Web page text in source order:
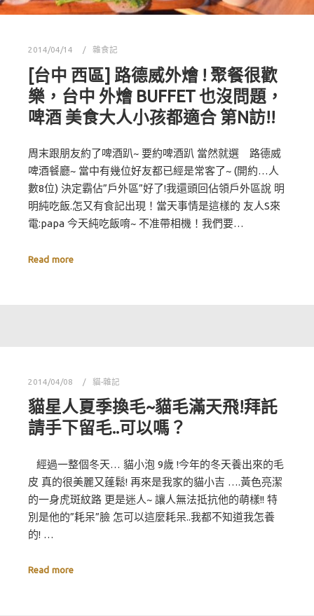
2014/04/14 雜食記
[台中 西區] 路德威外燴 ! 聚餐很歡
樂，台中 外燴 BUFFET 也沒問題，
啤酒 美食大人小孩都適合 第N訪!!
周末跟朋友約了啤酒趴~ 要約啤酒趴 當然就選 路德威
啤酒餐廳~ 當中有幾位好友都已經是常客了~ (開約…人
數8位) 決定霸佔”戶外區”好了!我還頭回佔領戶外區說 明
明純吃飯.怎又有食記出現！當天事情是這樣的 友人S來
電:papa 今天純吃飯唷~ 不准帶相機！我們要…
Read more
2014/04/08 貓-雜記
貓星人夏季換毛~貓毛滿天飛!拜託
請手下留毛..可以嗎？
經過一整個冬天… 貓小泡 9歲 !今年的冬天養出來的毛
皮 真的很美麗又蓬鬆! 再來是我家的貓小吉 ….黃色亮潔
的一身虎斑紋路 更是迷人~ 讓人無法抵抗他的萌樣!! 特
別是他的”耗呆”臉 怎可以這麼耗呆..我都不知道我怎養
的! …
Read more